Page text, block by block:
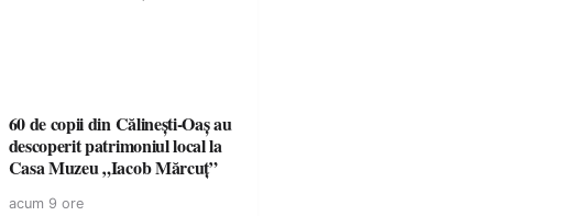
60 de copii din Călinești-Oaș au
descoperit patrimoniul local la
Casa Muzeu „Iacob Mărcuț”
acum 9 ore